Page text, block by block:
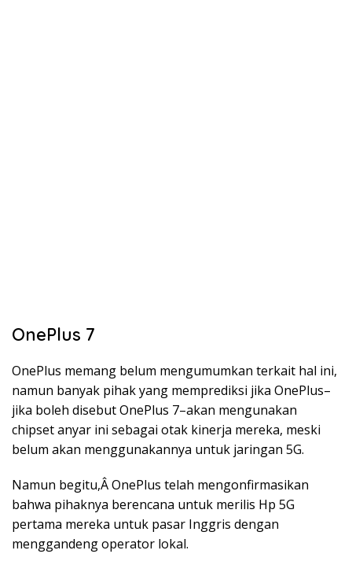
OnePlus 7
OnePlus memang belum mengumumkan terkait hal ini,
namun banyak pihak yang memprediksi jika OnePlus–
jika boleh disebut OnePlus 7–akan mengunakan
chipset anyar ini sebagai otak kinerja mereka, meski
belum akan menggunakannya untuk jaringan 5G.
Namun begitu,Â OnePlus telah mengonfirmasikan
bahwa pihaknya berencana untuk merilis Hp 5G
pertama mereka untuk pasar Inggris dengan
menggandeng operator lokal.